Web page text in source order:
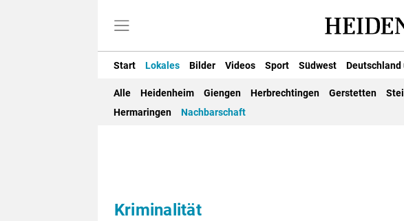
Start Lokales Bilder Videos Sport Südwest Deutschland
Alle Heidenheim Giengen Herbrechtingen Gerstetten
Hermaringen
Nachbarschaft
Kriminalität